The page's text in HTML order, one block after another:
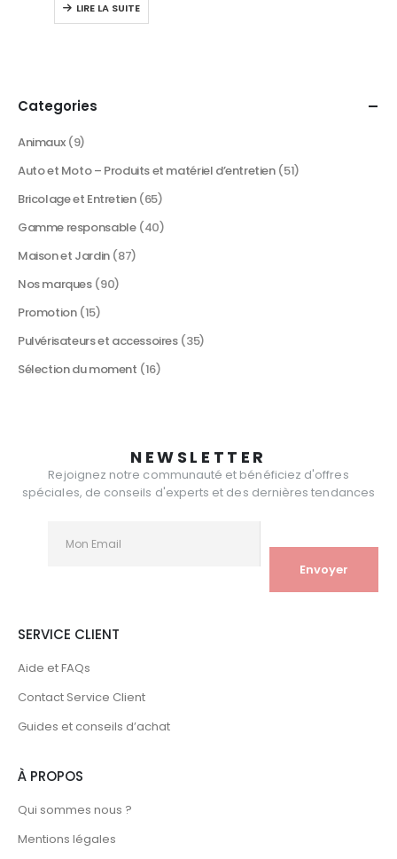
LIRE LA SUITE
Categories
Animaux (9)
Auto et Moto – Produits et matériel d’entretien (51)
Bricolage et Entretien (65)
Gamme responsable (40)
Maison et Jardin (87)
Nos marques (90)
Promotion (15)
Pulvérisateurs et accessoires (35)
Sélection du moment (16)
NEWSLETTER
Rejoignez notre communauté et bénéficiez d'offres
spéciales, de conseils d'experts et des dernières tendances
SERVICE CLIENT
Aide et FAQs
Contact Service Client
Guides et conseils d’achat
À PROPOS
Qui sommes nous ?
Mentions légales